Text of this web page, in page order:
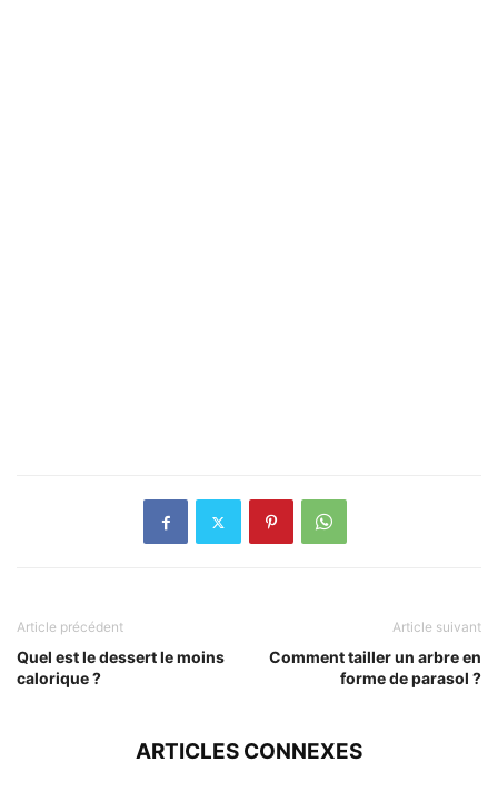
Article précédent
Quel est le dessert le moins
calorique ?
Article suivant
Comment tailler un arbre en
forme de parasol ?
ARTICLES CONNEXES